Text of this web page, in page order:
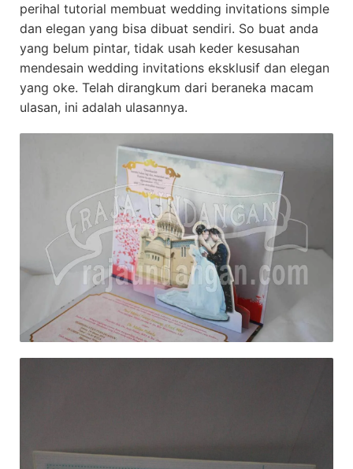
perihal tutorial membuat wedding invitations simple
dan elegan yang bisa dibuat sendiri. So buat anda
yang belum pintar, tidak usah keder kesusahan
mendesain wedding invitations eksklusif dan elegan
yang oke. Telah dirangkum dari beraneka macam
ulasan, ini adalah ulasannya.